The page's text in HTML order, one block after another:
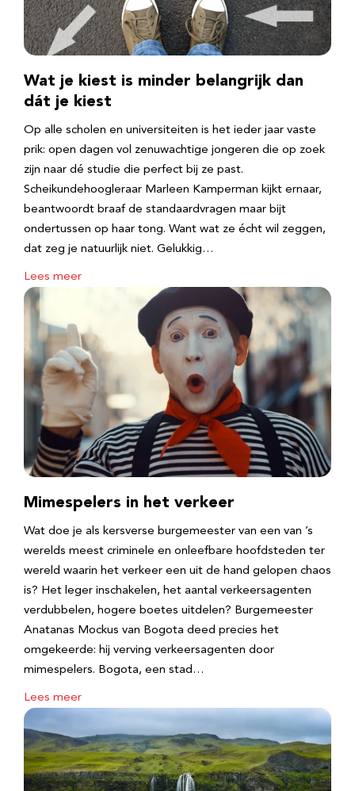
Wat je kiest is minder belangrijk dan
dát je kiest
Op alle scholen en universiteiten is het ieder jaar vaste
prik: open dagen vol zenuwachtige jongeren die op zoek
zijn naar dé studie die perfect bij ze past.
Scheikundehoogleraar Marleen Kamperman kijkt ernaar,
beantwoordt braaf de standaardvragen maar bijt
ondertussen op haar tong. Want wat ze écht wil zeggen,
dat zeg je natuurlijk niet. Gelukkig…
Lees meer
Mimespelers in het verkeer
Wat doe je als kersverse burgemeester van een van ’s
werelds meest criminele en onleefbare hoofdsteden ter
wereld waarin het verkeer een uit de hand gelopen chaos
is? Het leger inschakelen, het aantal verkeersagenten
verdubbelen, hogere boetes uitdelen? Burgemeester
Anatanas Mockus van Bogota deed precies het
omgekeerde: hij verving verkeersagenten door
mimespelers. Bogota, een stad…
Lees meer